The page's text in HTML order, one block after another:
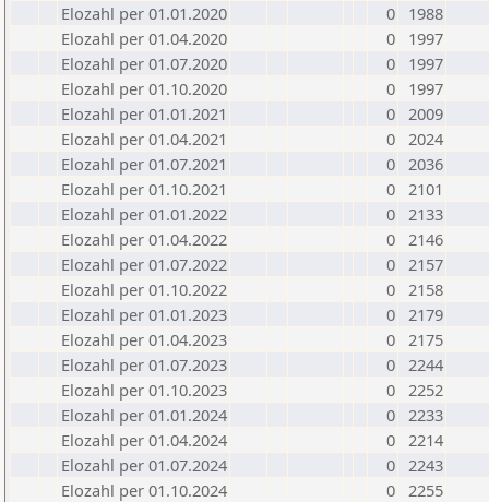
Elozahl per 01.01.2020
0
1988
Elozahl per 01.04.2020
0
1997
Elozahl per 01.07.2020
0
1997
Elozahl per 01.10.2020
0
1997
Elozahl per 01.01.2021
0 2009
Elozahl per 01.04.2021
0 2024
Elozahl per 01.07.2021
0 2036
Elozahl per 01.10.2021
0 2101
Elozahl per 01.01.2022
0 2133
Elozahl per 01.04.2022
0 2146
Elozahl per 01.07.2022
0 2157
Elozahl per 01.10.2022
0 2158
Elozahl per 01.01.2023
0 2179
Elozahl per 01.04.2023
0 2175
Elozahl per 01.07.2023
0 2244
Elozahl per 01.10.2023
0 2252
Elozahl per 01.01.2024
0 2233
Elozahl per 01.04.2024
0 2214
Elozahl per 01.07.2024
0 2243
Elozahl per 01.10.2024
0 2255